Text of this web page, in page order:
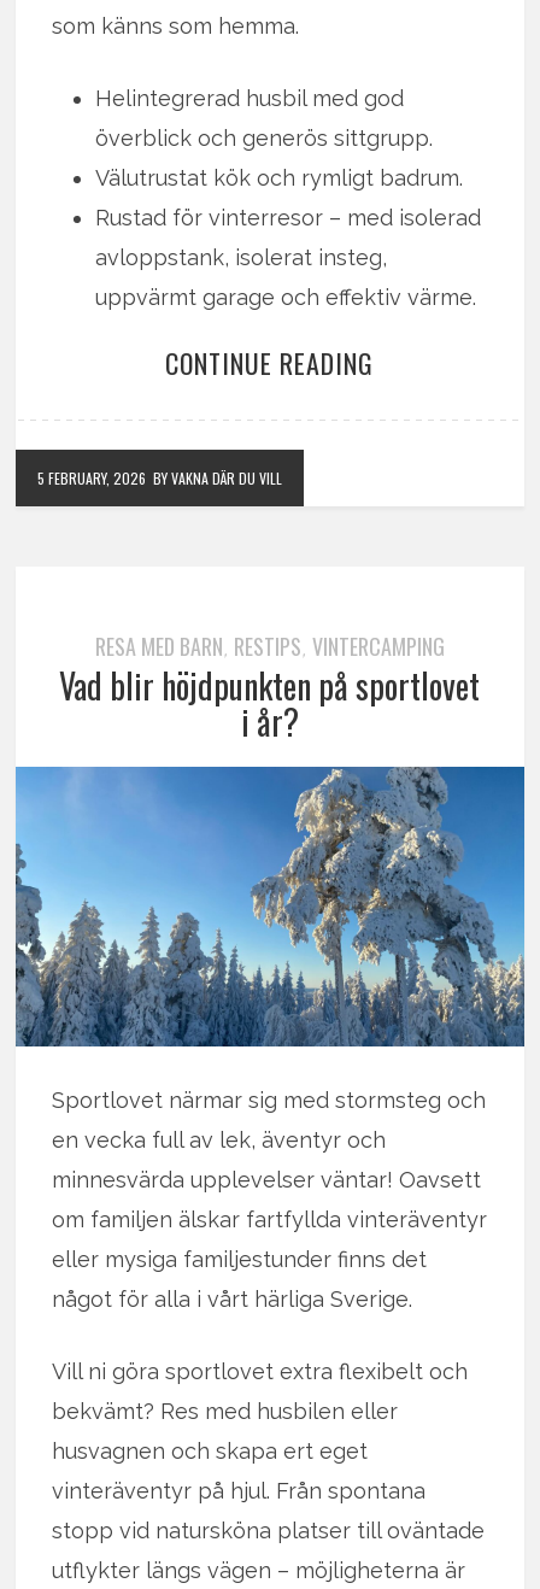
som känns som hemma.
Helintegrerad husbil med god
överblick och generös sittgrupp.
Välutrustat kök och rymligt badrum.
Rustad för vinterresor – med isolerad
avloppstank, isolerat insteg,
uppvärmt garage och effektiv värme.
CONTINUE READING
5 FEBRUARY, 2026 BY VAKNA DÄR DU VILL
RESA MED BARN, RESTIPS, VINTERCAMPING
Vad blir höjdpunkten på sportlovet
i år?
Sportlovet närmar sig med stormsteg och
en vecka full av lek, äventyr och
minnesvärda upplevelser väntar! Oavsett
om familjen älskar fartfyllda vinteräventyr
eller mysiga familjestunder finns det
något för alla i vårt härliga Sverige.
Vill ni göra sportlovet extra flexibelt och
bekvämt? Res med husbilen eller
husvagnen och skapa ert eget
vinteräventyr på hjul. Från spontana
stopp vid natursköna platser till oväntade
utflykter längs vägen – möjligheterna är